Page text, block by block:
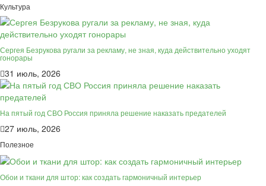
Культура
Сергея Безрукова ругали за рекламу, не зная, куда действительно уходят
гонорары
31 июль, 2026
На пятый год СВО Россия приняла решение наказать предателей
27 июль, 2026
Полезное
Обои и ткани для штор: как создать гармоничный интерьер